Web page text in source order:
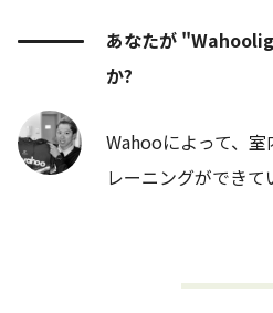
あなたが
か?
Wahooによって、
レーニングができて